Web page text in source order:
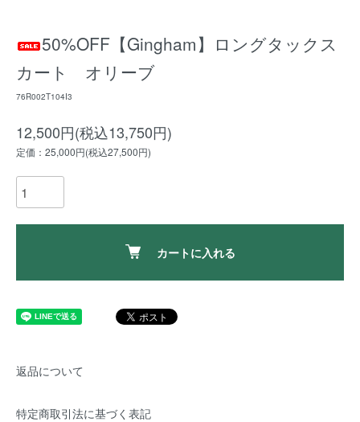
50%OFF【Gingham】ロングタックス
カート オリーブ
76R002T104I3
12,500円(税込13,750円)
定価：25,000円(税込27,500円)
カートに入れる
返品について
特定商取引法に基づく表記